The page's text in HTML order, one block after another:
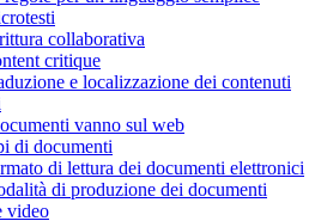
collaborativa
critique
e localizzazione dei contenuti
vanno sul web
di documenti
di lettura dei documenti elettronici
di produzione dei documenti
video